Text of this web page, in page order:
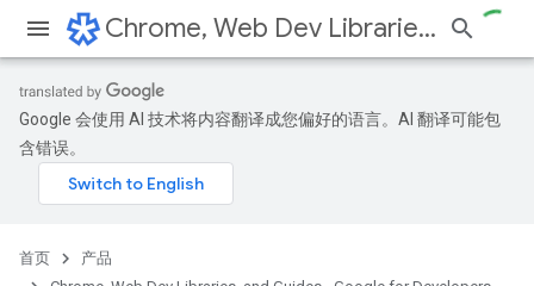
Chrome, Web Dev Libraries, and Guides - Google for Developers
Google 会使用 AI 技术将内容翻译成您偏好的语言。AI 翻译可能包
含错误。
首页
产品